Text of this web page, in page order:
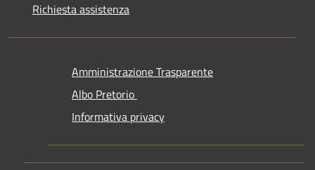
Richiesta assistenza
Amministrazione Trasparente
Albo Pretorio
Informativa privacy